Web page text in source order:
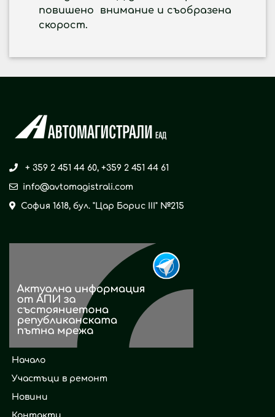
повишено внимание и съобразена
скорост.
+ 359 2 451 44 60, +359 2 451 44 61
info@avtomagistrali.com
София 1618, бул. "Цар Борис ІІІ" №215
Начало
Участъци в ремонт
Новини